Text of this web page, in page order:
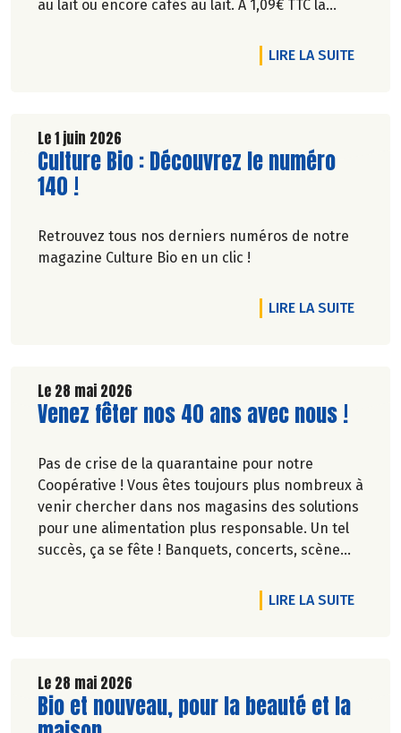
au lait ou encore cafés au lait. À 1,09€ TTC la
LIRE LA SUITEDE
Le 1 juin 2026
Lire la suite de l'article
Culture Bio : Découvrez le numéro
140 !
Retrouvez tous nos derniers numéros de notre
magazine Culture Bio en un clic !
LIRE LA SUITEDE
Le 28 mai 2026
Lire la suite de l'article
Venez fêter nos 40 ans avec nous !
Pas de crise de la quarantaine pour notre
Coopérative ! Vous êtes toujours plus nombreux à
venir chercher dans nos magasins des solutions
pour une alimentation plus responsable. Un tel
succès, ça se fête ! Banquets, concerts, scène
LIRE LA SUITEDE
Le 28 mai 2026
Lire la suite de l'article
Bio et nouveau, pour la beauté et la